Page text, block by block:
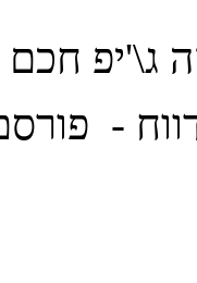
ג\'יפ
- פורסם